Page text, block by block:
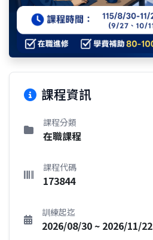
課程資訊
課程分類
在職課程
課程代碼
173844
訓練起迄
2026/08/30 ~ 2026/11/22